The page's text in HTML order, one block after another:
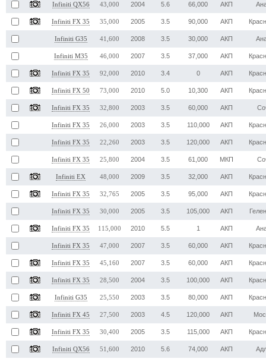
Infiniti QX56 43,000 2004 5.6 66,000 АКП
Infiniti FX 35 35,000 2005 3.5 90,000 АКП
Infiniti G35 41,600 2008 3.5 30,000 АКП
Infiniti M35 46,000 2007 3.5 37,000 АКП
Infiniti FX 35 92,000 2010 3.4 0 АКП
Infiniti FX 50 73,000 2010 5.0 10,300 АКП
Infiniti FX 35 32,800 2003 3.5 60,000 АКП
Infiniti FX 35 26,000 2003 3.5 110,000 АКП
Infiniti FX 35 22,260 2003 3.5 120,000 АКП
Infiniti FX 35 25,800 2004 3.5 61,000 МКП
Infiniti EX 48,000 2009 3.5 32,000 АКП
Infiniti FX 35 32,765 2005 3.5 95,000 АКП
Infiniti FX 35 30,000 2005 3.5 105,000 АКП
Infiniti FX 35 115,000 2010 5.5 1 АКП
Infiniti FX 35 47,000 2007 3.5 60,000 АКП
Infiniti FX 35 45,160 2007 3.5 60,000 АКП
Infiniti FX 35 28,500 2004 3.5 100,000 АКП
Infiniti G35 25,550 2003 3.5 80,000 АКП
Infiniti FX 45 27,500 2003 4.5 120,000 АКП
Infiniti FX 35 30,400 2005 3.5 115,000 АКП
Infiniti QX56 51,600 2010 5.6 74,000 АКП